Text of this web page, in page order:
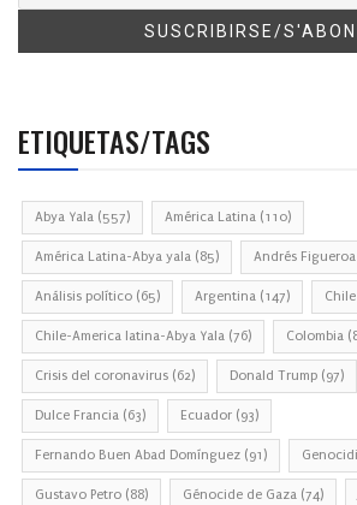
ETIQUETAS/TAGS
Abya Yala (557) América Latina (110)
América Latina-Abya yala (85) Andrés
Análisis político (65) Argentina (147) Chile
Chile-America latina-Abya Yala (76) Colombia
Crisis del coronavirus (62) Donald Trump (97)
Dulce Francia (63) Ecuador (93)
Fernando Buen Abad Domínguez (91)
Gustavo Petro (88) Génocide de Gaza (74)